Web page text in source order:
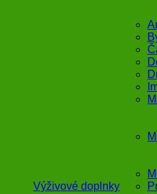
Výživové doplnky